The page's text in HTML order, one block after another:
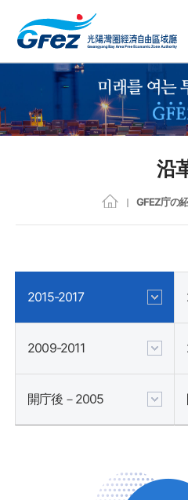
沿
GFEZ庁の
2015-2017
2009-2011
開庁後－2005